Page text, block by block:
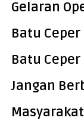
Gelaran
Batu
Batu Ceper
Jangan